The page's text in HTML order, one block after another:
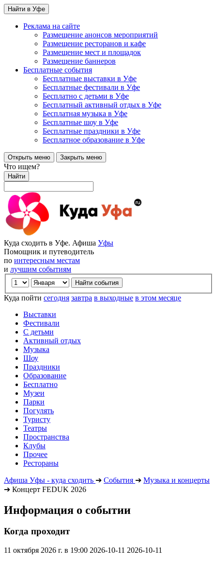
Найти в Уфе
Реклама на сайте
Размещение анонсов мероприятий
Размещение ресторанов и кафе
Размещение мест и площадок
Размещение баннеров
Бесплатные события
Бесплатные выставки в Уфе
Бесплатные фестивали в Уфе
Бесплатно с детьми в Уфе
Бесплатный активный отдых в Уфе
Бесплатная музыка в Уфе
Бесплатные шоу в Уфе
Бесплатные праздники в Уфе
Бесплатное образование в Уфе
Открыть меню Закрыть меню
Что ищем?
Найти
Куда сходить в Уфе. Афиша Уфы
Помощник и путеводитель
по интересным местам
и лучшим событиям
Куда пойти сегодня завтра в выходные в этом месяце
Выставки
Фестивали
С детьми
Активный отдых
Музыка
Шоу
Праздники
Образование
Бесплатно
Музеи
Парки
Погулять
Туристу
Театры
Пространства
Клубы
Прочее
Рестораны
Афиша Уфы - куда сходить ➔ События ➔ Музыка и концерты
➔ Концерт FEDUK 2026
Информация о событии
Когда проходит
11 октября 2026 г. в 19:00 2026-10-11 2026-10-11